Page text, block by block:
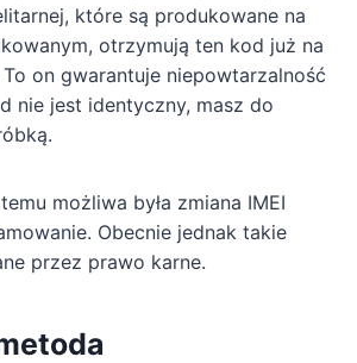
które są produkowane na
otrzymują ten kod już na
on gwarantuje niepowtarzalność
nie jest identyczny, masz do
możliwa była zmiana IMEI
Obecnie jednak takie
przez prawo karne.